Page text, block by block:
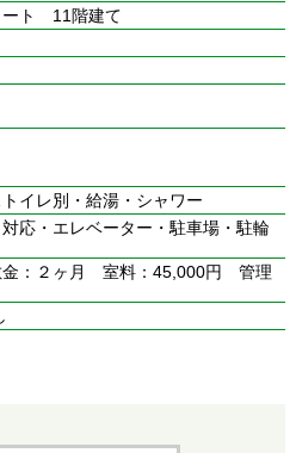
ート 11階建て
イレ別・給湯・シャワー
応・エレベーター・駐車場・駐輪
：２ヶ月 室料：45,000円 管理